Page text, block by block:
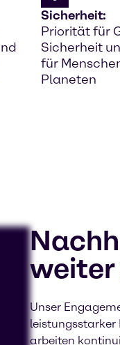
Sicherheit:
Priorität für
Sicherheit
für
Planeten
weiter
Unser
leistungsstarker
arbeiten